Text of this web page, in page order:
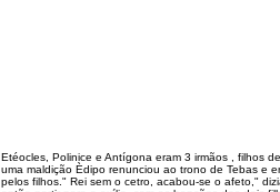
Etéocles, Polinice e Antígona eram 3 irmãos , filhos
uma maldição Èdipo renunciou ao trono de Tebas e
pelos filhos." Rei sem o cetro, acabou-se o afeto,"